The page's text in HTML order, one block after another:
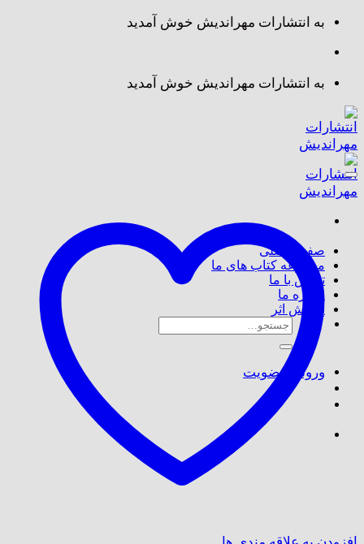
Skip
content
به انتشارات مهراندیش خوش آمدید
به انتشارات مهراندیش خوش آمدید
صفحه اصلی
مجموعه کتاب های ما
تماس با ما
درباره ما
پذیرش اثر
جستجو
برای:
ورود / عضویت